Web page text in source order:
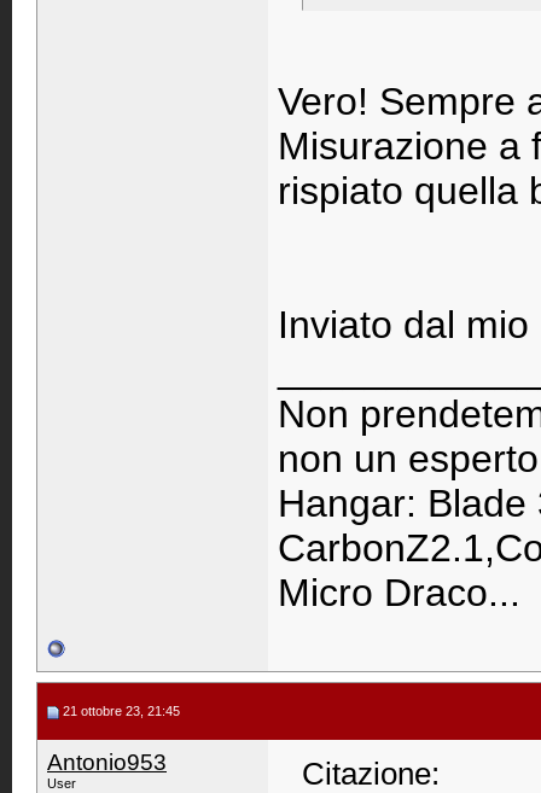
Vero! Sempre
Misurazione a
rispiato quella
Inviato dal
Non
non un
Hangar:
Micro Draco...
21 ottobre 23, 21:45
Antonio953
User
Citazione: